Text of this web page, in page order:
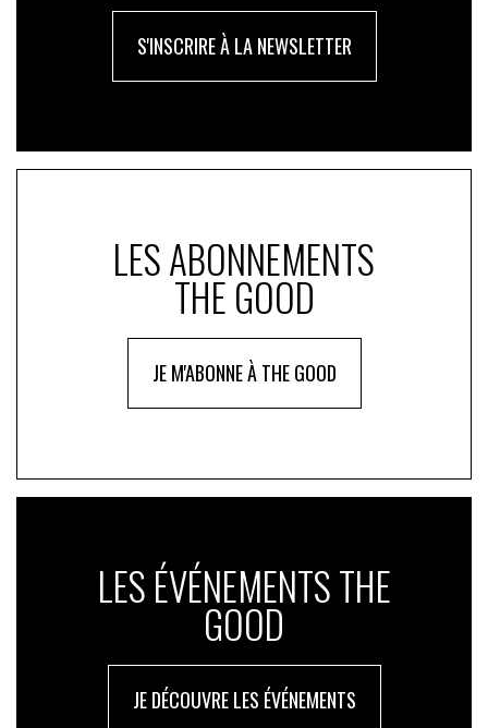
S'INSCRIRE À LA NEWSLETTER
LES ABONNEMENTS
THE GOOD
JE M'ABONNE À THE GOOD
LES ÉVÉNEMENTS THE
GOOD
JE DÉCOUVRE LES ÉVÉNEMENTS